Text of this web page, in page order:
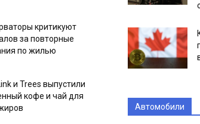
критикуют
за повторные
по жилью
и Trees выпустили
кофе и чай для
Автомобили